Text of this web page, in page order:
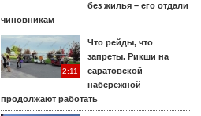
без жилья – его отдали
чиновникам
2:11
Что рейды, что
запреты. Рикши на
саратовской
набережной
продолжают работать